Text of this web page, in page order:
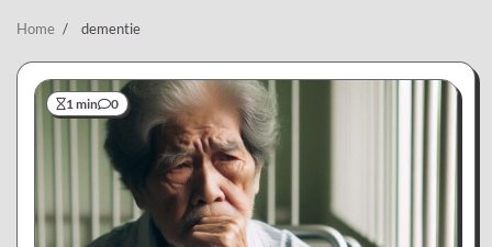
Home dementie
1 min 0